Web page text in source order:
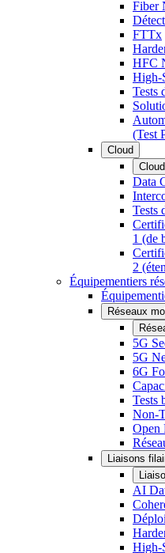
Fiber
FTTx
HFC
High-
Tests
(Test
Cloud
Cloud
Data
Tests
1 (de
2
Équipementiers
Réseaux
5G
5G
6G
Tests
Non-
Open
Liaisons
AI
High-